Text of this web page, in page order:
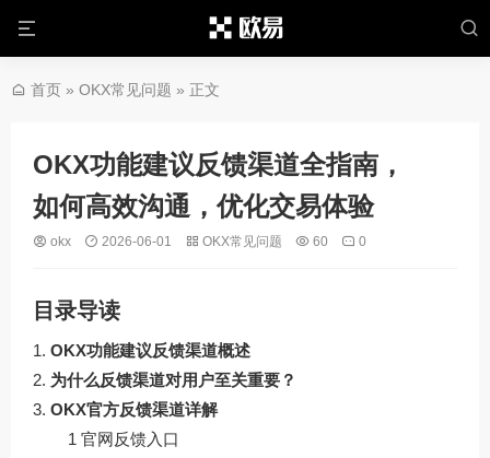
首页 » OKX常见问题 » 正文
OKX功能建议反馈渠道全指南，
如何高效沟通，优化交易体验
okx 2026-06-01 OKX常见问题 60 0
目录导读
OKX功能建议反馈渠道概述
为什么反馈渠道对用户至关重要？
OKX官方反馈渠道详解
1 官网反馈入口